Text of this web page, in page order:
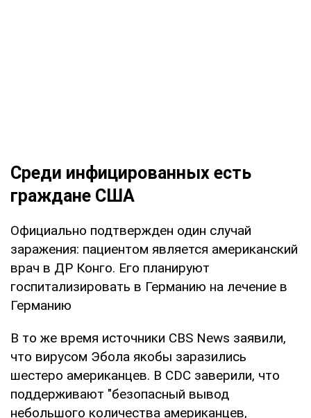
Среди инфицированных есть
граждане США
Официально подтвержден один случай
заражения: пациентом является американский
врач в ДР Конго. Его планируют
госпитализировать в Германию на лечение в
Германию
В то же время источники CBS News заявили,
что вирусом Эбола якобы заразились
шестеро американцев. В CDC заверили, что
поддерживают "безопасный вывод
небольшого количества американцев,